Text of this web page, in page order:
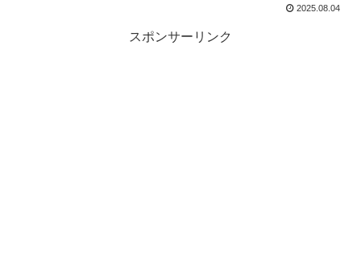
2025.08.04
スポンサーリンク